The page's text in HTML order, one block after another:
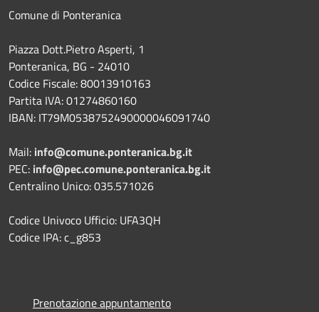
Comune di Ponteranica
Piazza Dott.Pietro Asperti, 1
Ponteranica, BG - 24010
Codice Fiscale: 80013910163
Partita IVA: 01274860160
IBAN: IT79M0538752490000046091740
Mail: info@comune.ponteranica.bg.it
PEC: info@pec.comune.ponteranica.bg.it
Centralino Unico: 035.571026
Codice Univoco Ufficio: UFA3QH
Codice IPA: c_g853
Prenotazione appuntamento